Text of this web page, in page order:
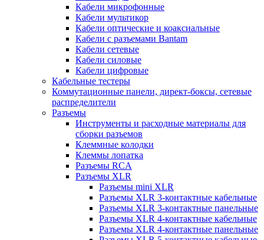
Кабели микрофонные
Кабели мультикор
Кабели оптические и коаксиальные
Кабели с разъемами Bantam
Кабели сетевые
Кабели силовые
Кабели цифровые
Кабельные тестеры
Коммутационные панели, директ-боксы, сетевые
распределители
Разъемы
Инструменты и расходные материалы для
сборки разъемов
Клеммные колодки
Клеммы лопатка
Разъемы RCA
Разъемы XLR
Разъемы mini XLR
Разъемы XLR 3-контактные кабельные
Разъемы XLR 3-контактные панельные
Разъемы XLR 4-контактные кабельные
Разъемы XLR 4-контактные панельные